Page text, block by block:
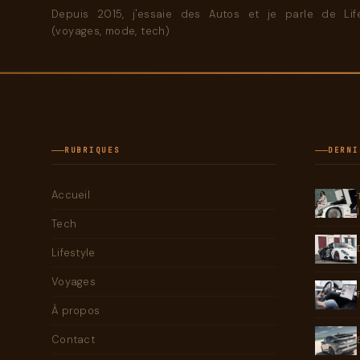
Depuis 2015, j'essaie des Autos et je parle de
(voyages, mode, tech)
RUBRIQUES
Accueil
Tech
Lifestyle
Voyages
À propos
Contact